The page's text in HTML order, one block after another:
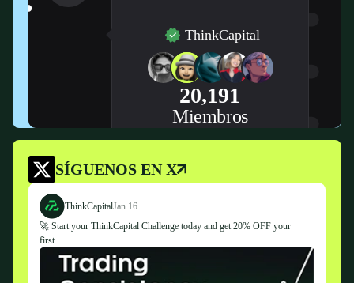
ThinkCapital
20,191
Miembros
SÍGUENOS EN X
ThinkCapitalJan 16
🚀 Start your ThinkCapital Challenge today and get 20% OFF your
first…